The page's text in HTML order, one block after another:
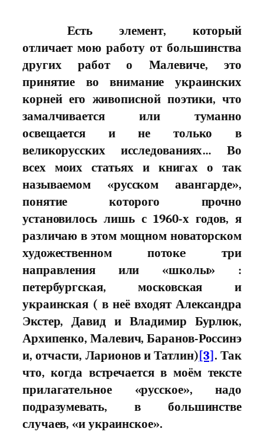
Есть элемент, который
отличает мою работу от большинства
других работ о Малевиче, это
принятие во внимание украинских
корней его живописной поэтики, что
замалчивается или туманно
освещается и не только в
великорусских исследованиях… Во
всех моих статьях и книгах о так
называемом «русском авангарде»,
понятие которого прочно
установилось лишь с 1960-х годов, я
различаю в этом мощном новаторском
художественном потокe три
направления или «школы» :
петербургская, московская и
украинская ( в неё входят Александра
Экстер, Давид и Владимир Бурлюк,
Архипенко, Малевич, Баранов-Россинэ
и, отчасти, Ларионов и Татлин)[3]. Так
что, когда встречается в моём тексте
прилагательное «русское», надо
подразумевать, в большинстве
случаев, «и украинское».